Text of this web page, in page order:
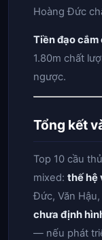
Hoàng Đức
Tiền đạo cắm
1.80m chất
ngược.
Tổng kết
Top 10 cầu
mixed: thế hệ
Đức, Văn
chưa định
— nếu phát